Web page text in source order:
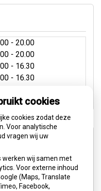
- 20.00
- 20.00
- 16.30
- 16.30
cookies
cookies zodat deze
Voor analytische
vragen wij uw
werken wij samen met
Voor externe inhoud
(Maps, Translate
Facebook,